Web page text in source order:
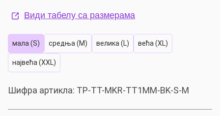
Види табелу са размерама
мала (S) средња (M) велика (L) већа (XL)
највећа (XXL)
Шифра артикла: TP-TT-MKR-TT1MM-BK-S-M